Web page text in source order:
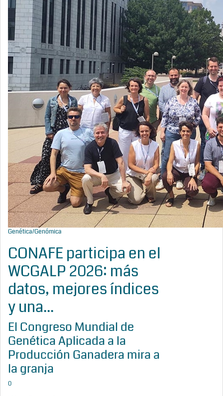
Genética/Genómica
CONAFE participa en el
WCGALP 2026: más
datos, mejores índices
y una...
El Congreso Mundial de
Genética Aplicada a la
Producción Ganadera mira a
la granja
0